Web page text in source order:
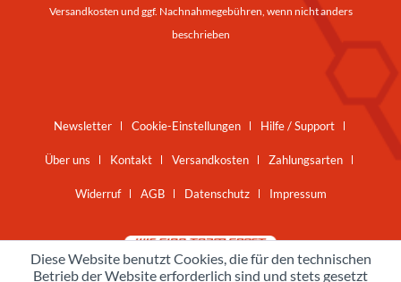
Versandkosten und ggf. Nachnahmegebühren, wenn nicht anders
beschrieben
Newsletter Cookie-Einstellungen Hilfe / Support
Über uns Kontakt Versandkosten Zahlungsarten
Widerruf AGB Datenschutz Impressum
Diese Website benutzt Cookies, die für den technischen
Betrieb der Website erforderlich sind und stets gesetzt